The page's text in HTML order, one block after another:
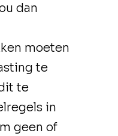
dan
moeten
te
te
in
geen of